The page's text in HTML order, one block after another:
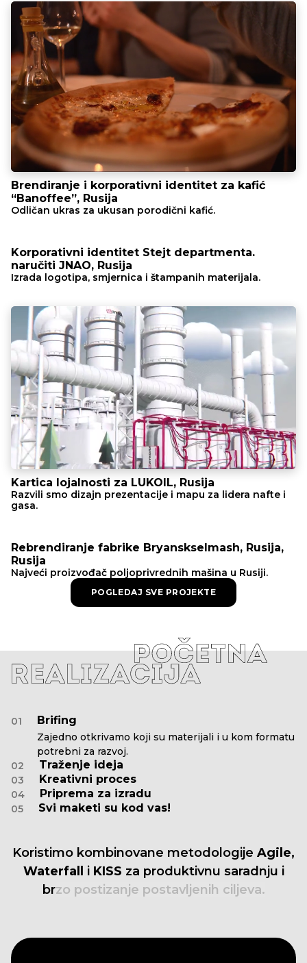
Brendiranje i korporativni identitet za kafić
“Banoffee”, Rusija
Odličan ukras za ukusan porodični kafić.
Korporativni identitet Stejt departmenta.
naručiti JNAO, Rusija
Izrada logotipa, smjernica i štampanih materijala.
Kartica lojalnosti za LUKOIL, Rusija
Razvili smo dizajn prezentacije i mapu za lidera nafte i
gasa.
Rebrendiranje fabrike Bryanskselmash, Rusija,
Rusija
Najveći proizvođač poljoprivrednih mašina u Rusiji.
POGLEDAJ SVE PROJEKTE
01 Brifing
Zajedno otkrivamo koji su materijali i u kom formatu
potrebni za razvoj.
02
Traženje ideja
03 Kreativni proces
04 Priprema za izradu
05 Svi maketi su kod vas!
Koristimo kombinovane metodologije Agile,
Waterfall i KISS za produktivnu saradnju i
brzo postizanje postavljenih ciljeva.